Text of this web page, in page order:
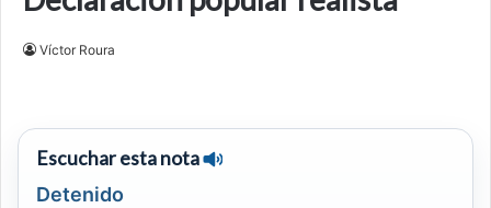
Víctor Roura
Escuchar esta nota
Detenido